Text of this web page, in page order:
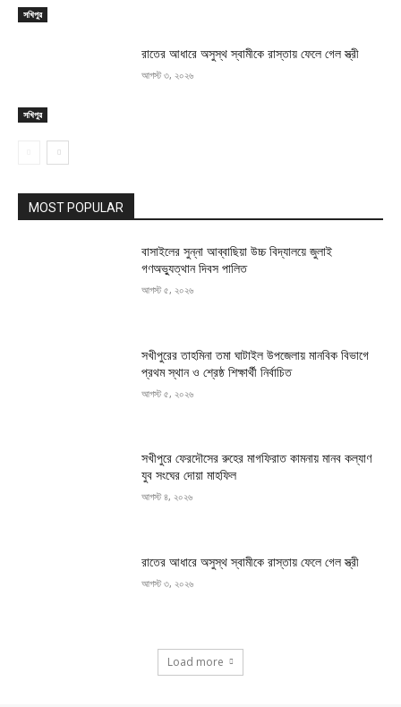
সখিপুর
সখিপুর
রাতের আধারে অসুস্থ স্বামীকে রাস্তায় ফেলে গেল স্ত্রী
আগস্ট ৩, ২০২৬
MOST POPULAR
বাসাইলের সুন্না আব্বাছিয়া উচ্চ বিদ্যালয়ে জুলাই
গণঅভ্যুত্থান দিবস পালিত
আগস্ট ৫, ২০২৬
সখীপুরের তাহমিনা তমা ঘাটাইল উপজেলায় মানবিক বিভাগে
প্রথম স্থান ও শ্রেষ্ঠ শিক্ষার্থী নির্বাচিত
আগস্ট ৫, ২০২৬
সখীপুরে ফেরদৌসের রুহের মাগফিরাত কামনায় মানব কল্যাণ
যুব সংঘের দোয়া মাহফিল
আগস্ট ৪, ২০২৬
রাতের আধারে অসুস্থ স্বামীকে রাস্তায় ফেলে গেল স্ত্রী
আগস্ট ৩, ২০২৬
Load more